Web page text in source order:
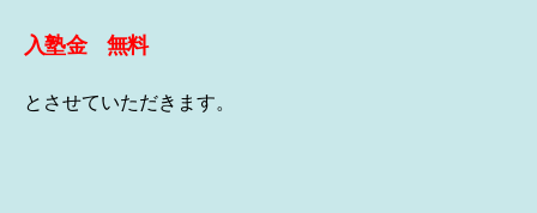
入塾金 無料
とさせていただきます。